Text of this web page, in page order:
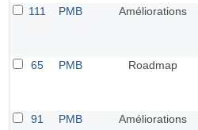
111 PMB Améliorations
65 PMB Roadmap
91 PMB Améliorations